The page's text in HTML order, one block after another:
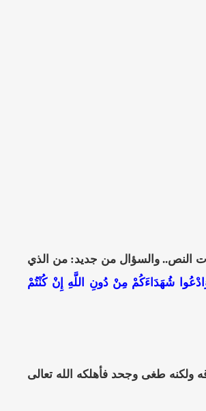
النص.. والسؤال من جديد: من الذي
شُهَدَاءَكُمْ مِنْ دُونِ اللَّهِ إِنْ كُنْتُمْ
ولكنه طغى وجحد فأهلكه الله تعالى